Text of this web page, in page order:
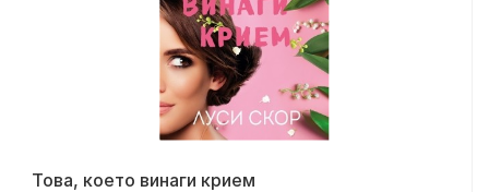
Това, което винаги крием